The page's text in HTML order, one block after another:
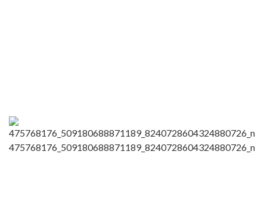
475768176_509180688871189_8240728604324880726_n